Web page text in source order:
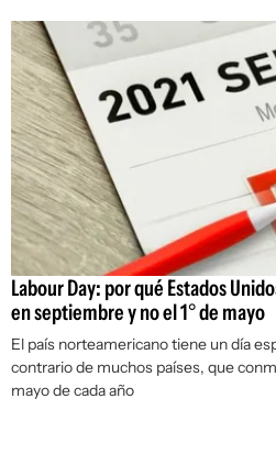
Labour Day: por qué Estados
en septiembre y no el 1° de mayo
El país norteamericano tiene un día
contrario de muchos países, que
mayo de cada año